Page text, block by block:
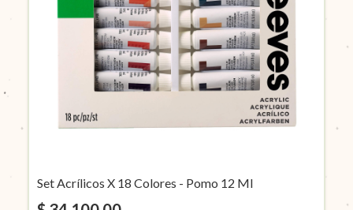
Set Acrílicos X 18 Colores - Pomo 12 Ml